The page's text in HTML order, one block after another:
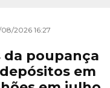
2026 16:27
da poupança
em